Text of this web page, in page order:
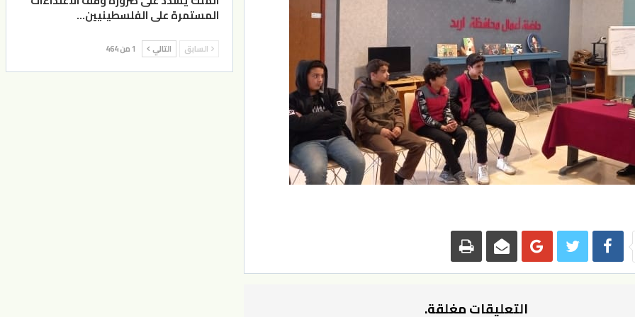
التعليقات مغلقة.
المستمرة على الفلسطينيين…
السابق التالي 1 من 464